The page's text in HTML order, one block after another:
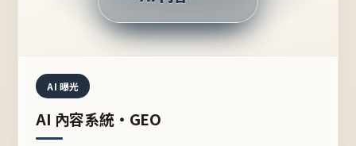
推薦的台灣品牌？
AI 曝光
AI 內容系統・GEO